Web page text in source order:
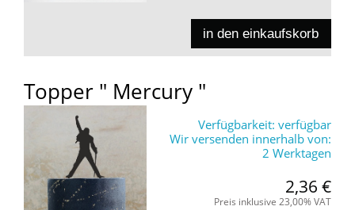
in den einkaufskorb
Topper " Mercury "
Verfügbarkeit: verfügbar
Wir versenden innerhalb von:
2 Werktagen
2,36 €
Preis inklusive 23,00% VAT